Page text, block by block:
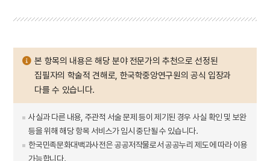
본 항목의 내용은 해당 분야 전문가의 추천으로 선정된
집필자의 학술적 견해로, 한국학중앙연구원의 공식 입장과
다를 수 있습니다.
사실과 다른 내용, 주관적 서술 문제 등이 제기된 경우 사실 확인 및 보완
등을 위해 해당 항목 서비스가 임시 중단될 수 있습니다.
한국민족문화대백과사전은 공공저작물로서 공공누리 제도에 따라 이용
가능합니다.